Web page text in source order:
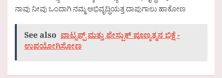
ನಾವು ನೀವು ಒಂದಾಗಿ ನಮ್ಮ ಅಭಿವೃದ್ಧಿಯತ್ತ ದಾಪುಗಾಲು ಹಾಕೋಣ
See also ವಾಟ್ಸಪ್ಪ್ ಮತ್ತು ಫೇಸ್ಬುಕ್ ಪೂಣ್ಯತ್ಮನ ಭಿಕ್ಷೆ -
ಉಪಯೋಗಿಸೋಣ